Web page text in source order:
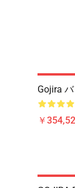
Gojira
￥